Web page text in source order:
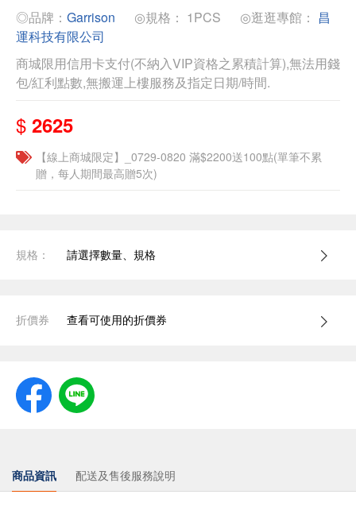
◎品牌： Garrison ◎規格： 1PCS ◎逛逛專館： 昌
運科技有限公司
商城限用信用卡支付(不納入VIP資格之累積計算),無法用錢
包/紅利點數,無搬運上樓服務及指定日期/時間.
$ 2625
【線上商城限定】_0729-0820 滿$2200送100點(單筆不累
贈，每人期間最高贈5次)
規格： 請選擇數量、規格
折價券 查看可使用的折價券
商品資訊 配送及售後服務說明